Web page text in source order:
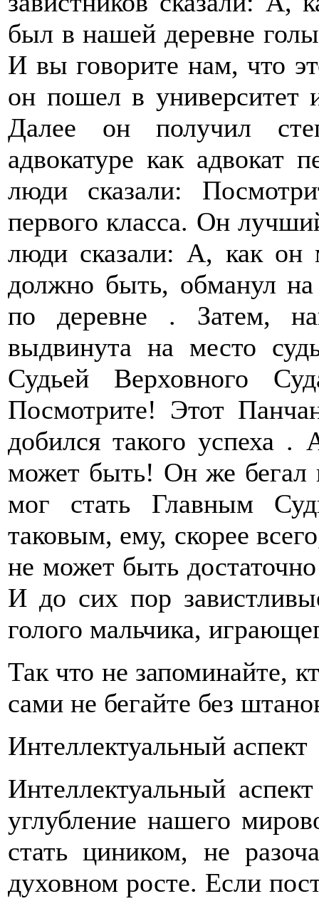
был в нашей деревне
И вы говорите нам, что
он пошел в университет
Далее он получил
адвокатуре как адвокат
люди сказали:
первого класса. Он
люди сказали: А, как он
должно быть, обманул
по деревне . Затем,
выдвинута на место
Судьей Верховного
Посмотрите! Этот
добился такого успеха
может быть! Он же бегал
мог стать Главным
таковым, ему, скорее
не может быть
И до сих пор
голого мальчика,
Так что не запоминайте,
сами не бегайте без
Интеллектуальный аспект
Интеллектуальный
углубление нашего
стать циником, не
духовном росте. Если